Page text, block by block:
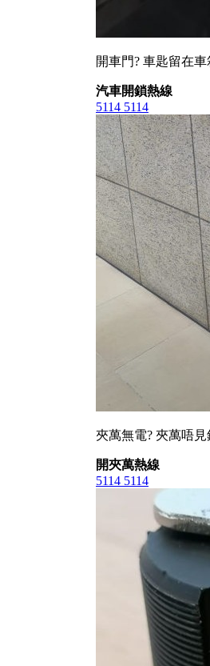
開車門? 車匙留在
汽車開鎖熱線
5114 5114
夾萬無電? 夾萬唔
開夾萬熱線
5114 5114